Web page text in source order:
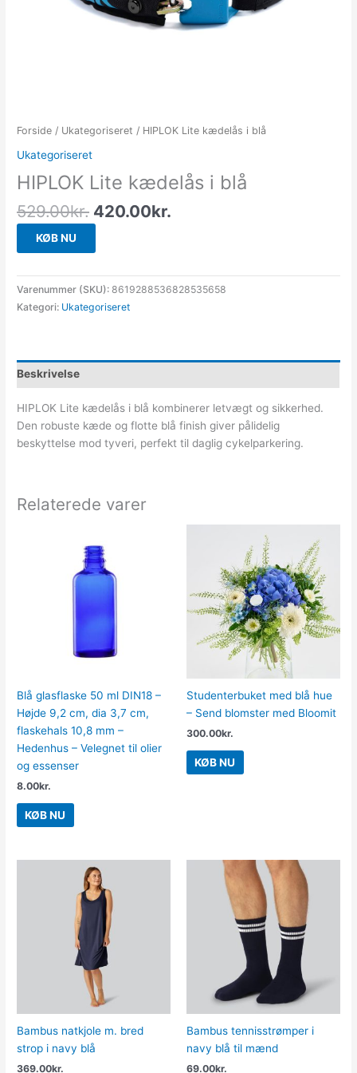
Forside / Ukategoriseret / HIPLOK Lite kædelås i blå
Ukategoriseret
HIPLOK Lite kædelås i blå
529.00kr. 420.00kr.
KØB NU
Varenummer (SKU):8619288536828535658
Kategori: Ukategoriseret
Beskrivelse
HIPLOK Lite kædelås i blå kombinerer letvægt og sikkerhed.
Den robuste kæde og flotte blå finish giver pålidelig
beskyttelse mod tyveri, perfekt til daglig cykelparkering.
Relaterede varer
Blå glasflaske 50 ml DIN18 –
Højde 9,2 cm, dia 3,7 cm,
flaskehals 10,8 mm –
Hedenhus – Velegnet til olier
og essenser
8.00kr.
KØB NU
Studenterbuket med blå hue
– Send blomster med Bloomit
300.00kr.
KØB NU
Bambus natkjole m. bred
strop i navy blå
369.00kr.
Bambus tennisstrømper i
navy blå til mænd
69.00kr.